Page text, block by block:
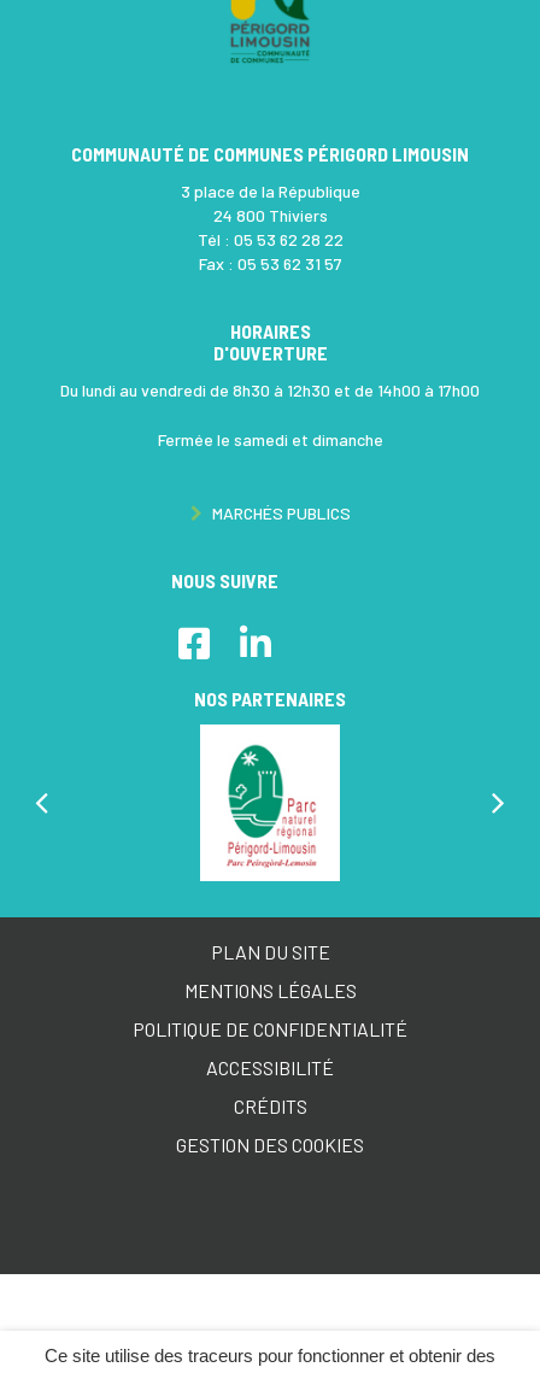
Ce site utilise des traceurs pour fonctionner et obtenir des
COMMUNAUTÉ DE COMMUNES PÉRIGORD LIMOUSIN
3 place de la République
24 800 Thiviers
Tél : 05 53 62 28 22
Fax : 05 53 62 31 57
HORAIRES
D'OUVERTURE
Du lundi au vendredi de 8h30 à 12h30 et de 14h00 à 17h00
Fermée le samedi et dimanche
COMMUNAUTÉ DE COMMUNES PÉRIGORD-LIMOUSIN, VILLES
MARCHÉS PUBLICS
NOUS SUIVRE
Lien vers le compte Facebook
NOS PARTENAIRES
PLAN DU SITE
MENTIONS LÉGALES
POLITIQUE DE CONFIDENTIALITÉ
ACCESSIBILITÉ
CRÉDITS
GESTION DES COOKIES